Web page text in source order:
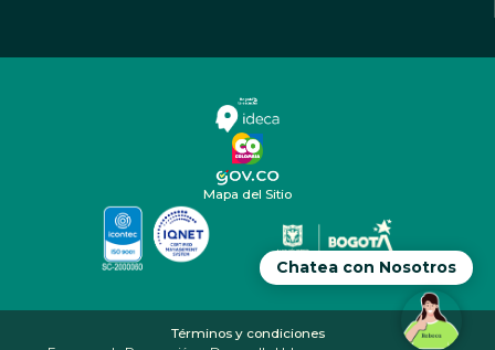
Chatea con Nosotros
Mapa del Sitio
Términos y condiciones